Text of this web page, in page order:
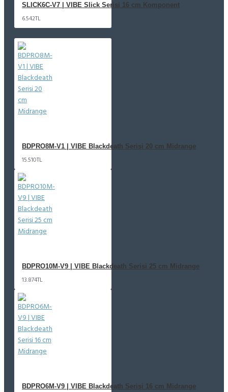
SLICK6C-V7 | VIBE Slick Serisi 16 cm Komponent
6.542TL
BDPRO8M-V1 | VIBE Blackdeath Serisi 20 cm Midrange
15.510TL
BDPRO10M-V9 | VIBE Blackdeath Serisi 25 cm Midrange
13.874TL
BDPRO6M-V9 | VIBE Blackdeath Serisi 16 cm Midrange